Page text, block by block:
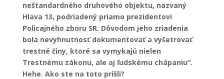
neštandardného druhového objektu, nazvaný
Hlava 13, podriadený priamo prezidentovi
Policajného zboru SR. Dôvodom jeho zriadenia
bola nevyhnutnosť dokumentovať a vyšetrovať
trestné činy, ktoré sa vymykajú nielen
Trestnému zákonu, ale aj ľudskému chápaniu“.
Hehe. Ako ste na toto prišli?